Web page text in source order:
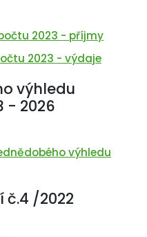
2023 - příjmy
2023 - výdaje
výhledu
- 2026
výhledu
č.4 /2022